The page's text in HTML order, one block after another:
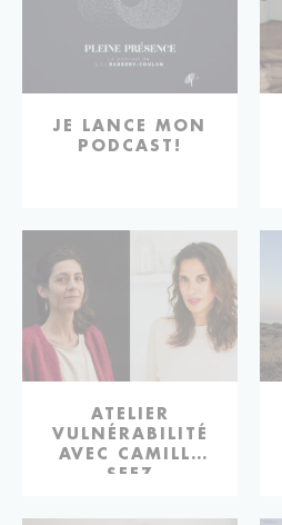
JE LANCE MON
PODCAST!
ATELIER
VULNÉRABILITÉ
AVEC CAMILLE
SFEZ